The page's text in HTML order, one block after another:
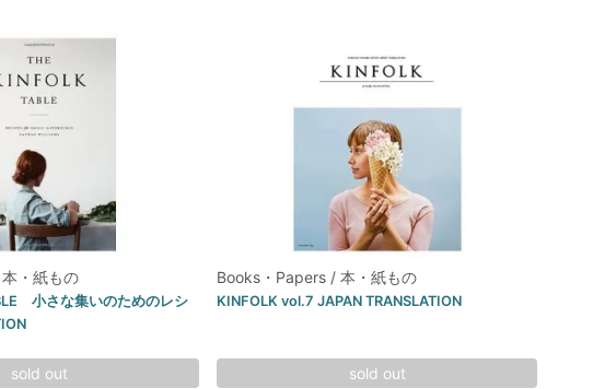
・紙もの
小さな集いのためのレシ
sold out
Books・Papers / 本・紙もの
KINFOLK vol.7 JAPAN TRANSLATION
sold out